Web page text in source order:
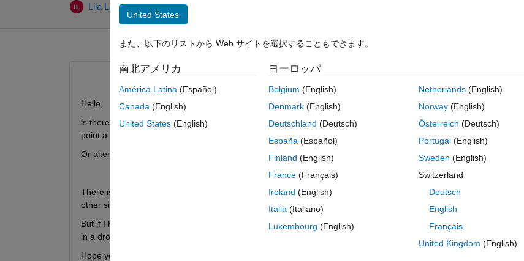
Lila Lotus 2021 5 月 9
0
Hello,
is there a simple way to see value of signals at certrain point in Scope block in Simulink. Something like tooltip,
point a mouse on the signal.
Or alternatively a movable vertical bar, showing values of all signals at once.
There is a compare button (measurement), where you can see start and end value of one signal at once and then
other signal.
But if I have 5 signals in scope, and one changes I want to view values of all signals quick and not selecting them
in a drop box. So kind of select them all at once or so...
Hope you understand, how I mean it.
United States
また、以下のリストから Web サイトを選択することもできます。
南北アメリカ
América Latina (Español)
Canada (English)
United States (English)
ヨーロッパ
Belgium (English)
Denmark (English)
Deutschland (Deutsch)
España (Español)
Finland (English)
France (Français)
Ireland (English)
Italia (Italiano)
Luxembourg (English)
Netherlands(English)
Norway(English)
Österreich (Deutsch)
Portugal(English)
Sweden (English)
Switzerland
Deutsch
English
Français
United Kingdom (English)